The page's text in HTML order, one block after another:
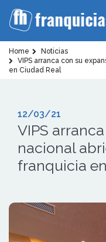
Home
Noticias
VIPS arranca con su
en Ciudad Real
12/03/21
VIPS
nacional
franquicia